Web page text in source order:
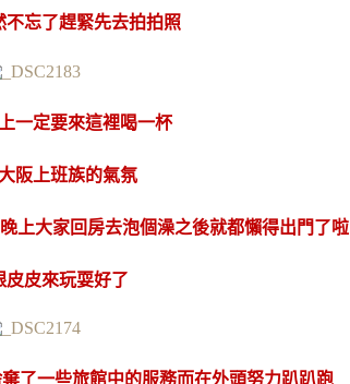
不忘了趕緊先去拍拍照
一定要來這裡喝一杯
阪上班族的氣氛
上大家回房去泡個澡之後就都懶得出門了啦
皮皮來玩耍好了
了一些旅館中的服務而在外頭努力趴趴跑